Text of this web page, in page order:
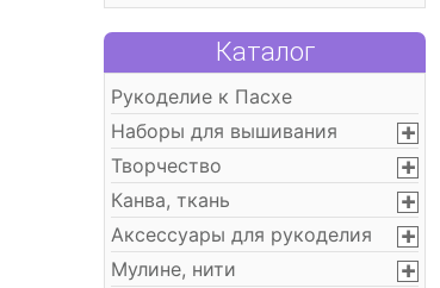
Каталог
Рукоделие к Пасхе
Наборы для вышивания
Творчество
Канва, ткань
Аксессуары для рукоделия
Мулине, нити